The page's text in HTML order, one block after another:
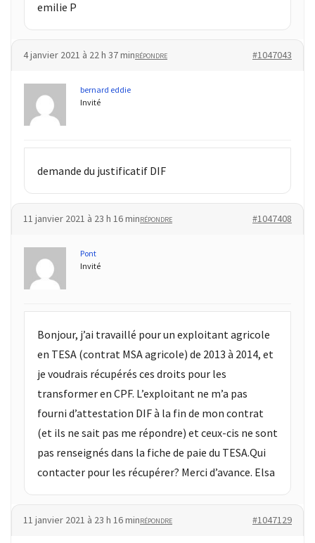
emilie P
4 janvier 2021 à 22 h 37 min #1047043
RÉPONDRE
bernard eddie
Invité
demande du justificatif DIF
11 janvier 2021 à 23 h 16 min #1047408
RÉPONDRE
Pont
Invité
Bonjour, j’ai travaillé pour un exploitant agricole
en TESA (contrat MSA agricole) de 2013 à 2014, et
je voudrais récupérés ces droits pour les
transformer en CPF. L’exploitant ne m’a pas
fourni d’attestation DIF à la fin de mon contrat
(et ils ne sait pas me répondre) et ceux-cis ne sont
pas renseignés dans la fiche de paie du TESA.Qui
contacter pour les récupérer? Merci d’avance. Elsa
11 janvier 2021 à 23 h 16 min #1047129
RÉPONDRE